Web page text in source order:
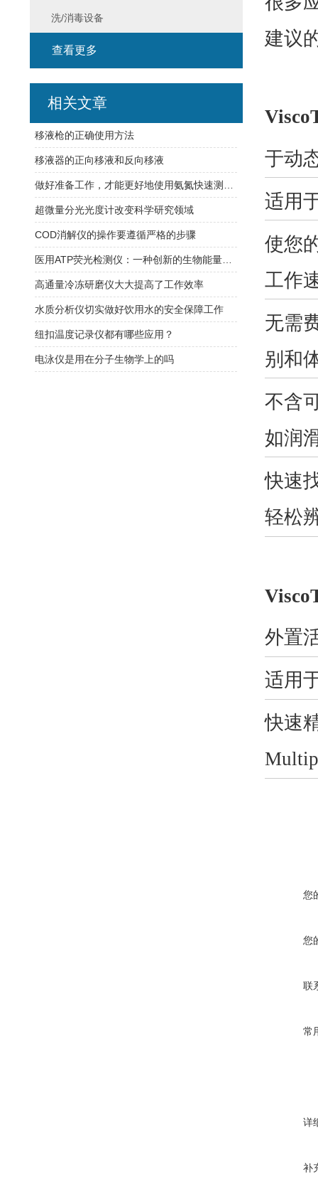
建议
于动
适用
使您
工作
无需
别和
不含
如润
快速
轻松
外置
适用
快速
您
您
联
常
详
补
洗/消毒设备
查看更多
相关文章
移液枪的正确使用方法
移液器的正向移液和反向移液
超微量分光光度计改变科学研究领域
COD消解仪的操作要遵循严格的步骤
高通量冷冻研磨仪大大提高了工作效率
水质分析仪切实做好饮用水的安全保障工作
纽扣温度记录仪都有哪些应用？
电泳仪是用在分子生物学上的吗